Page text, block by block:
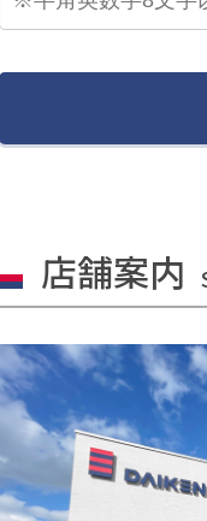
店舗案内